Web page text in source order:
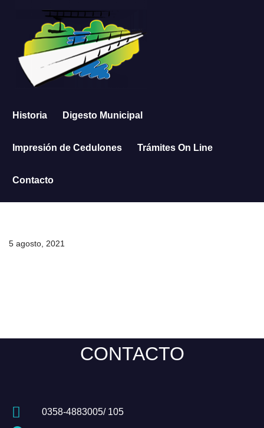
contenido
Historia Digesto Municipal
Impresión de Cedulones Trámites On Line
Contacto
5 agosto, 2021
CONTACTO
0358-4883005/ 105